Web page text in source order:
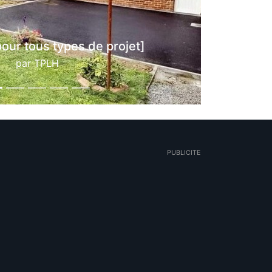
Pose de L en béton
Aubry Henri - Parcs et Jardins
PUBLICITE